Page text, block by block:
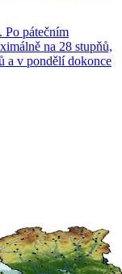
Po pátečním
na 28 stupňů,
a v pondělí dokonce